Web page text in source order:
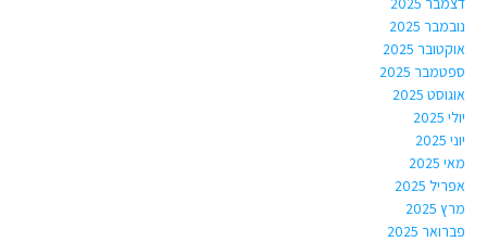
נובמבר 2025
אוקטובר 2025
ספטמבר 2025
אוגוסט 2025
יולי 2025
יוני 2025
מאי 2025
אפריל 2025
מרץ 2025
פברואר 2025